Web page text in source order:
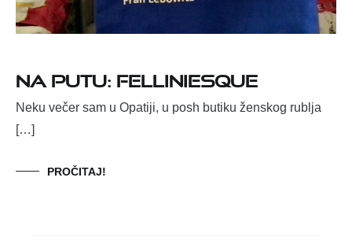
NA PUTU: FELLINIESQUE
Neku večer sam u Opatiji, u posh butiku ženskog rublja
[…]
PROČITAJ!